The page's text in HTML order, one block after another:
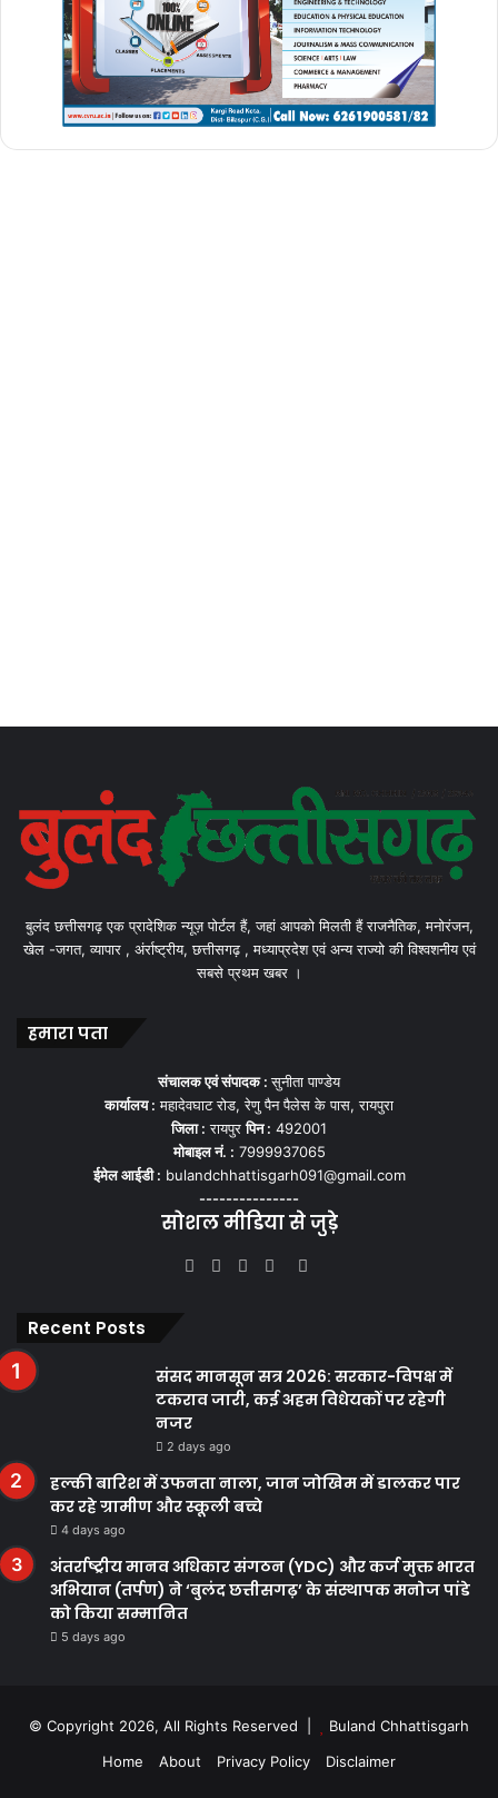
बुलंद छत्तीसगढ़ एक प्रादेशिक न्यूज़ पोर्टल हैं, जहां आपको मिलती हैं राजनैतिक, मनोरंजन,
खेल -जगत, व्यापार , अंर्राष्ट्रीय, छत्तीसगढ़ , मध्याप्रदेश एवं अन्य राज्यो की विश्वशनीय एवं
सबसे प्रथम खबर ।
हमारा पता
संचालक एवं संपादक :सुनीता पाण्डेय
कार्यालय : महादेवघाट रोड, रेणु पैन पैलेस के पास, रायपुरा
जिला : रायपुरपिन : 492001
मोबाइल नं. : 7999937065
ईमेल आईडी : bulandchhattisgarh091@gmail.com
---------------
सोशल मीडिया से जुड़े
Facebook
TwitterYouTubeInstagram
Recent Posts
संसद मानसून सत्र 2026: सरकार-विपक्ष में
टकराव जारी, कई अहम विधेयकों पर रहेगी
नजर
2 days ago
हल्की बारिश में उफनता नाला, जान जोखिम में डालकर पार
कर रहे ग्रामीण और स्कूली बच्चे
4 days ago
अंतर्राष्ट्रीय मानव अधिकार संगठन (YDC) और कर्ज मुक्त भारत
अभियान (तर्पण) ने ‘बुलंद छत्तीसगढ़’ के संस्थापक मनोज पांडे
को किया सम्मानित
5 days ago
© Copyright 2026, All Rights Reserved |
Buland Chhattisgarh
Home
About Privacy Policy Disclaimer